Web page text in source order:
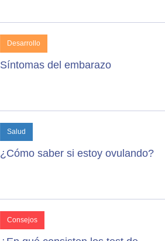
Desarrollo
Síntomas del embarazo
Salud
¿Cómo saber si estoy ovulando?
Consejos